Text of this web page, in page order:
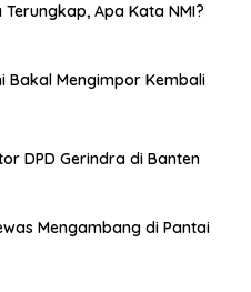
Apa Kata NMI?
Bakal Mengimpor Kembali
DPD Gerindra di Banten
Mengambang di Pantai